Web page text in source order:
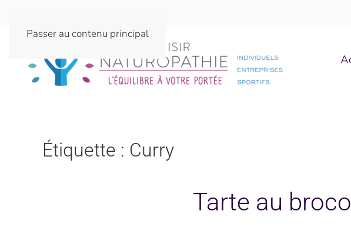
Passer au contenu principal
Étiquette : Curry
Tarte au